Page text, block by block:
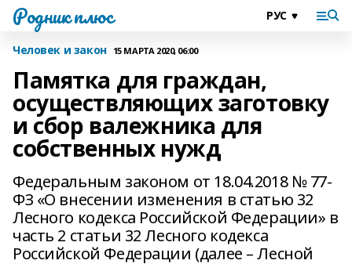
Родник плюс
Человек и закон 15 МАРТА 2020, 06:00
Памятка для граждан,
осуществляющих заготовку
и сбор валежника для
собственных нужд
Федеральным законом от 18.04.2018 № 77-
ФЗ «О внесении изменения в статью 32
Лесного кодекса Российской Федерации» в
часть 2 статьи 32 Лесного кодекса
Российской Федерации (далее – Лесной